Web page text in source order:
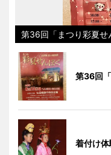
第36回「まつり彩夏せ
第36回
着付け